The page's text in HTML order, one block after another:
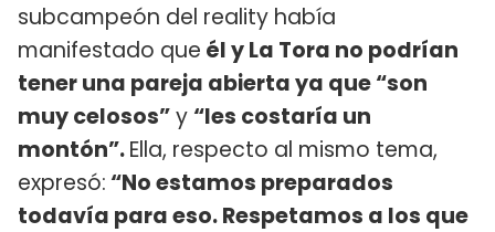
subcampeón del reality había
manifestado que él y La Tora no podrían
tener una pareja abierta ya que “son
muy celosos”y “les costaría un
montón”.Ella, respecto al mismo tema,
expresó: “No estamos preparados
todavía para eso. Respetamos a los que